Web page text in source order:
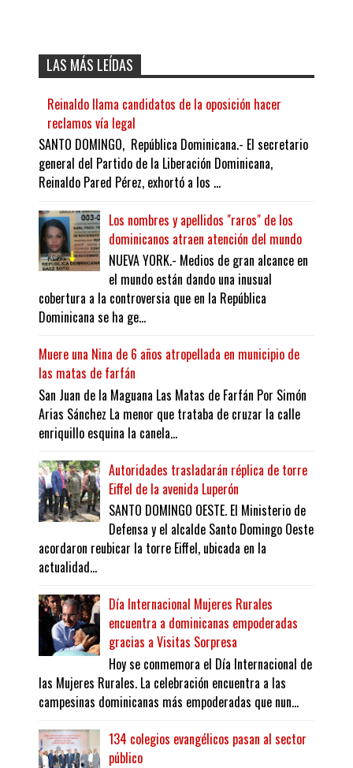
LAS MÁS LEÍDAS
Reinaldo llama candidatos de la oposición hacer
reclamos vía legal
SANTO DOMINGO, República Dominicana.- El secretario
general del Partido de la Liberación Dominicana,
Reinaldo Pared Pérez, exhortó a los ...
Los nombres y apellidos "raros" de los
dominicanos atraen atención del mundo
NUEVA YORK.- Medios de gran alcance en
el mundo están dando una inusual
cobertura a la controversia que en la República
Dominicana se ha ge...
Muere una Nina de 6 años atropellada en municipio de
las matas de farfán
San Juan de la Maguana Las Matas de Farfán Por Simón
Arias Sánchez La menor que trataba de cruzar la calle
enriquillo esquina la canela...
Autoridades trasladarán réplica de torre
Eiffel de la avenida Luperón
SANTO DOMINGO OESTE. El Ministerio de
Defensa y el alcalde Santo Domingo Oeste
acordaron reubicar la torre Eiffel, ubicada en la
actualidad...
Día Internacional Mujeres Rurales
encuentra a dominicanas empoderadas
gracias a Visitas Sorpresa
Hoy se conmemora el Día Internacional de
las Mujeres Rurales. La celebración encuentra a las
campesinas dominicanas más empoderadas que nun...
134 colegios evangélicos pasan al sector
público